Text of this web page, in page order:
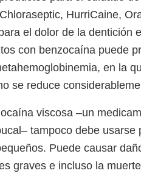
HurriCaine,
el dolor de la dentición
con benzocaína puede
en la
se reduce
viscosa –un
tampoco debe usarse
Puede causar
graves e incluso la